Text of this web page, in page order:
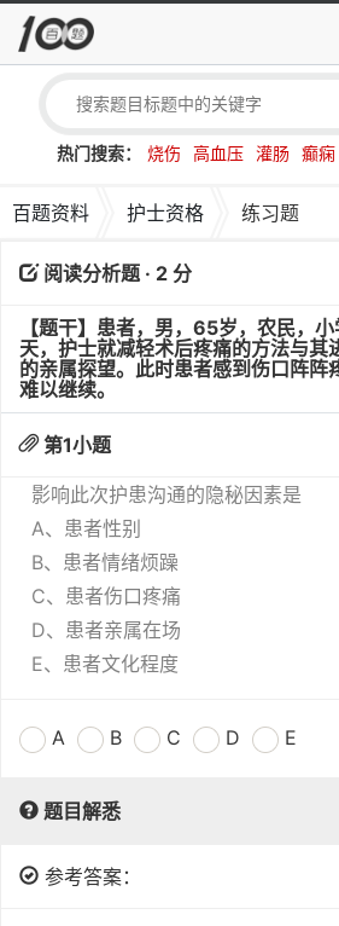
热门搜索： 烧伤 高血压 灌肠 癫痫
百题资料 护士资格 练习题
阅读分析题 · 2 分
【题干】患者，男，65岁，农民，
天，护士就减轻术后疼痛的方法与其
的亲属探望。此时患者感到伤口阵阵
难以继续。
第1小题
影响此次护患沟通的隐秘因素是
A、患者性别
B、患者情绪烦躁
C、患者伤口疼痛
D、患者亲属在场
E、患者文化程度
A B C D E
题目解悉
参考答案：